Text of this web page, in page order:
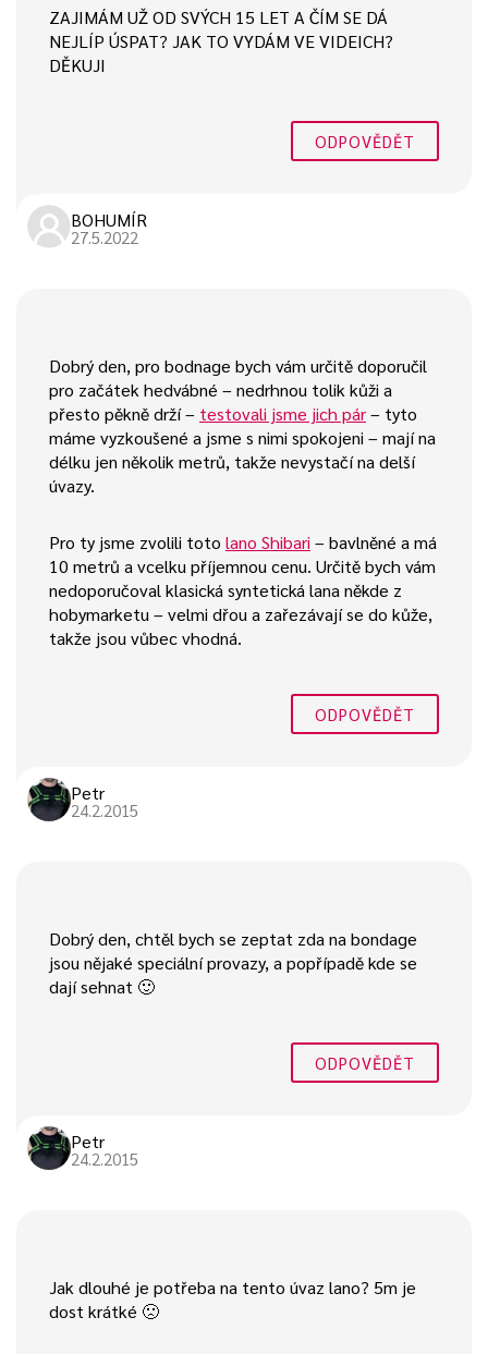
ZAJIMÁM UŽ OD SVÝCH 15 LET A ČÍM SE DÁ
NEJLÍP ÚSPAT? JAK TO VYDÁM VE VIDEICH?
DĚKUJI
ODPOVĚDĚT
BOHUMÍR
27.5.2022
Dobrý den, pro bodnage bych vám určitě doporučil
pro začátek hedvábné – nedrhnou tolik kůži a
přesto pěkně drží – testovali jsme jich pár– tyto
máme vyzkoušené a jsme s nimi spokojeni – mají na
délku jen několik metrů, takže nevystačí na delší
úvazy.
Pro ty jsme zvolili toto lano Shibari – bavlněné a má
10 metrů a vcelku příjemnou cenu. Určitě bych vám
nedoporučoval klasická syntetická lana někde z
hobymarketu – velmi dřou a zařezávají se do kůže,
takže jsou vůbec vhodná.
ODPOVĚDĚT
Petr
24.2.2015
Dobrý den, chtěl bych se zeptat zda na bondage
jsou nějaké speciální provazy, a popřípadě kde se
dají sehnat 🙂
ODPOVĚDĚT
Petr
24.2.2015
Jak dlouhé je potřeba na tento úvaz lano? 5m je
dost krátké 🙁